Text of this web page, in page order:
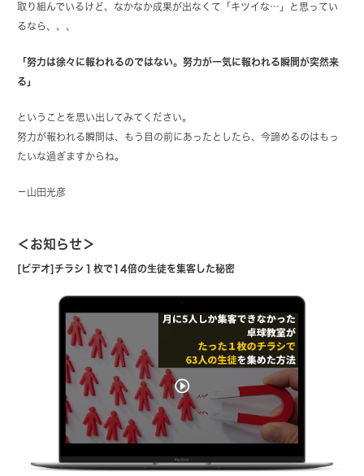
取り組んでいるけど、なかなか成果が出なくて「キツイな…」と思ってい
るなら、、、
「努力は徐々に報われるのではない。努力が一気に報われる瞬間が突然来
る」
ということを思い出してみてください。
努力が報われる瞬間は、もう目の前にあったとしたら、今諦めるのはもっ
たいな過ぎますからね。
－山田光彦
＜お知らせ＞
[ビデオ]チラシ１枚で14倍の生徒を集客した秘密